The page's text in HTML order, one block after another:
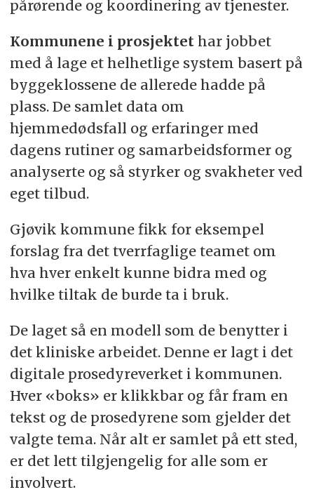
pårørende og koordinering av tjenester.
Kommunene i prosjektethar jobbet
med å lage et helhetlige system basert på
byggeklossene de allerede hadde på
plass. De samlet data om
hjemmedødsfall og erfaringer med
dagens rutiner og samarbeidsformer og
analyserte og så styrker og svakheter ved
eget tilbud.
Gjøvik kommune fikk for eksempel
forslag fra det tverrfaglige teamet om
hva hver enkelt kunne bidra med og
hvilke tiltak de burde ta i bruk.
De laget så en modell som de benytter i
det kliniske arbeidet. Denne er lagt i det
digitale prosedyreverket i kommunen.
Hver «boks» er klikkbar og får fram en
tekst og de prosedyrene som gjelder det
valgte tema. Når alt er samlet på ett sted,
er det lett tilgjengelig for alle som er
involvert.